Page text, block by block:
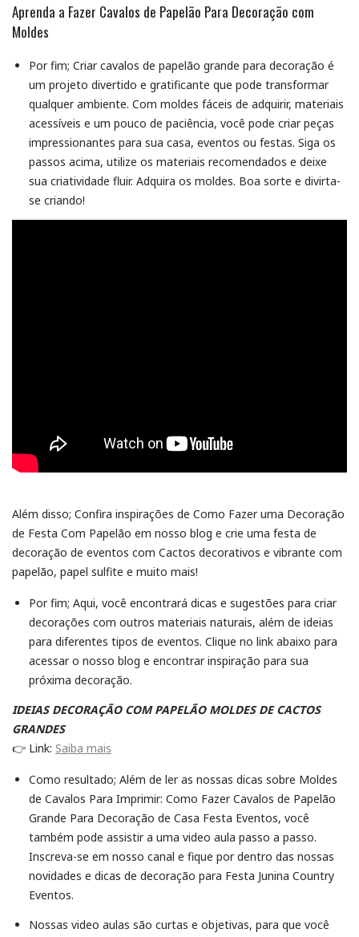
Aprenda a Fazer Cavalos de Papelão Para Decoração com
Moldes
Por fim; Criar cavalos de papelão grande para decoração é
um projeto divertido e gratificante que pode transformar
qualquer ambiente. Com moldes fáceis de adquirir, materiais
acessíveis e um pouco de paciência, você pode criar peças
impressionantes para sua casa, eventos ou festas. Siga os
passos acima, utilize os materiais recomendados e deixe
sua criatividade fluir. Adquira os moldes. Boa sorte e divirta-
se criando!
Além disso; Confira inspirações de Como Fazer uma Decoração
de Festa Com Papelão em nosso blog e crie uma festa de
decoração de eventos com Cactos decorativos e vibrante com
papelão, papel sulfite e muito mais!
Por fim; Aqui, você encontrará dicas e sugestões para criar
decorações com outros materiais naturais, além de ideias
para diferentes tipos de eventos. Clique no link abaixo para
acessar o nosso blog e encontrar inspiração para sua
próxima decoração.
IDEIAS DECORAÇÃO COM PAPELÃO MOLDES DE CACTOS
GRANDES
👉 Link: Saiba mais
Como resultado; Além de ler as nossas dicas sobre Moldes
de Cavalos Para Imprimir: Como Fazer Cavalos de Papelão
Grande Para Decoração de Casa Festa Eventos, você
também pode assistir a uma video aula passo a passo.
Inscreva-se em nosso canal e fique por dentro das nossas
novidades e dicas de decoração para Festa Junina Country
Eventos.
Nossas video aulas são curtas e objetivas, para que você